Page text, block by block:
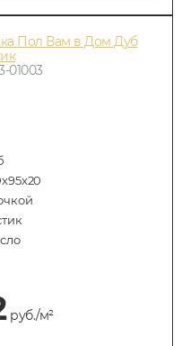
Пол Вам в Дом Дуб
01003
руб./м²